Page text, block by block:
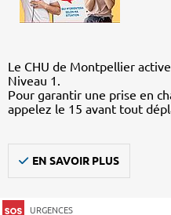
Le CHU de Montpellier
Niveau 1.
Pour garantir une prise en
appelez le 15 avant tout
EN SAVOIR PLUS
URGENCES